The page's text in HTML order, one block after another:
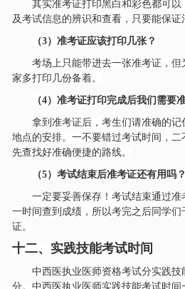
其实准考证打印黑白和彩色都可
及考试信息的辨识和查看，只要能保证
（3）准考证应该打印几张？
考场上只能带进去一张准考证，
家多打印几份备着。
（4）准考证打印完成后我们需要
拿到准考证后，考生们请准确的
地点的安排。一不要错过考试时间，
先查找好准确便捷的路线。
（5）考试结束后准考证还有用吗？
一定要妥善保存！考试结束通过
一时间查到成绩，所以考完之后同学
证。
十二、实践技能考试时间
中西医执业医师资格考试分实践
分。中西医执业医师实践技能考试时间